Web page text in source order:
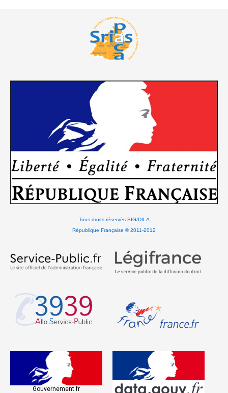
Tous droits réservés SIG/DILA
République Française © 2011-2012
Gouvernement.fr